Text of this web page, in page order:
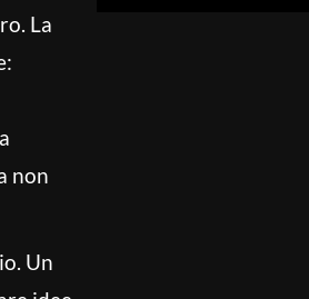
La
non
Un